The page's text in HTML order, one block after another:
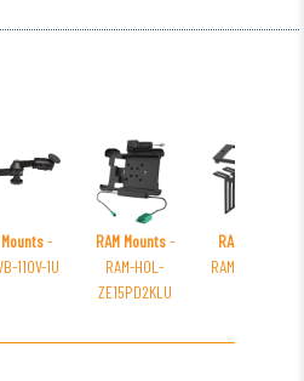
Mounts-
110V-1U
RAM Mounts-
RAM-HOL-
ZE15PD2KLU
RAM Mounts
RAM-FP3-6250-